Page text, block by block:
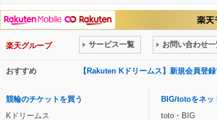
楽天グループ サービス一覧 お問い合わせ
おすすめ 【Rakuten Kドリームス】新規会員登
競輪のチケットを買う
Kドリームス
BIG/totoをネッ
toto・BIG